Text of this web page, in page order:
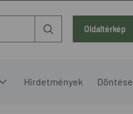
Oldaltérkép
Hirdetmények